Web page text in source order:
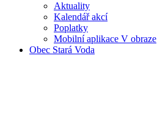
Aktuality
Kalendář akcí
Poplatky
Mobilní aplikace V obraze
Obec Stará Voda